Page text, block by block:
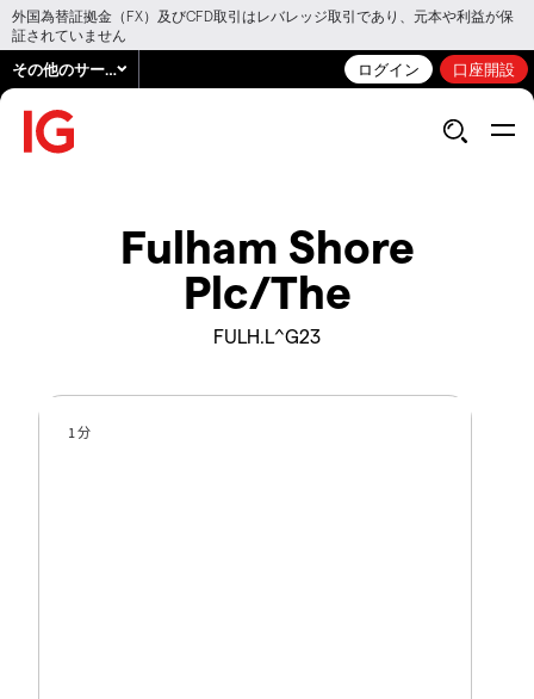
外国為替証拠金（FX）及びCFD取引はレバレッジ取引であり、元本や利益が保
証されていません
その他のサービス ログイン 口座開設
Fulham Shore
Plc/The
FULH.L^G23
1 分